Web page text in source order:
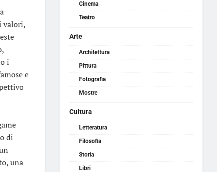
valori,
i
e
di
una
Cinema
Teatro
Arte
Architettura
Pittura
Fotografia
Mostre
Cultura
Letteratura
Filosofia
Storia
Libri